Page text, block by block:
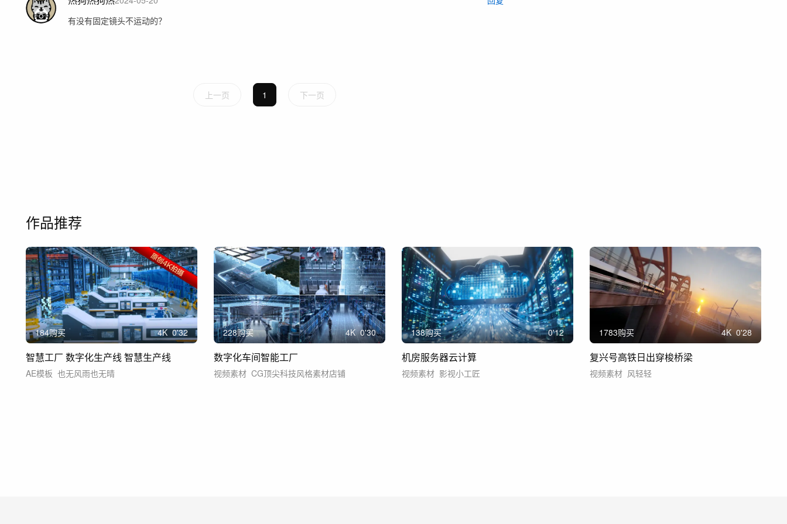
有没有固定镜头不运动的？
上一页 1 下一页
作品推荐
184购买 4K 0'32
智慧工厂 数字化生产线 智慧生产线
AE模板 也无风雨也无晴
228购买 4K 0'30
数字化车间智能工厂
视频素材 CG顶尖科技风格素材店铺
138购买 0'12
机房服务器云计算
视频素材 影视小工匠
1783购买 4K 0'28
复兴号高铁日出穿梭桥梁
视频素材 风轻轻